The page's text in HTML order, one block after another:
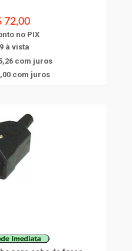
72,00
no PIX
à vista
com juros
com juros